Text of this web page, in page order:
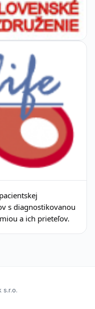
s diagnostikovanou
a ich prieteľov.
s.r.o.